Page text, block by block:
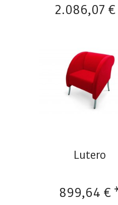
2.086,07
Lutero
899,64 €